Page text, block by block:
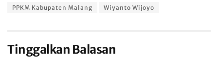
PPKM Kabupaten Malang Wiyanto Wijoyo
Tinggalkan Balasan